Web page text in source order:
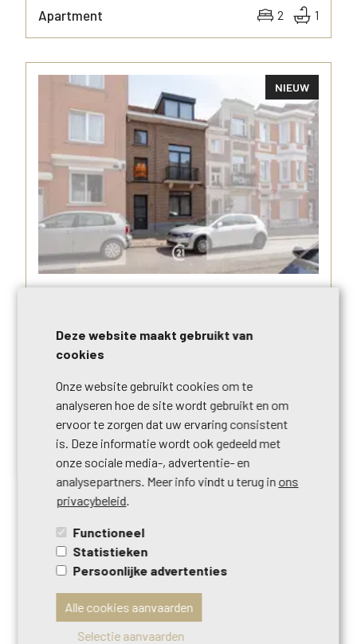
MORE INFO
Apartment
2 1
MORE INFO
NIEUW
€ 285.000
House
Deze website maakt gebruikt van
cookies
Onze website gebruikt cookies om te
analyseren hoe de site wordt gebruikt en om
ervoor te zorgen dat uw ervaring consistent
is. Deze informatie wordt ook gedeeld met
onze sociale media-, advertentie- en
analysepartners. Meer info vindt u terug in ons
privacybeleid.
Functioneel
Statistieken
Persoonlijke advertenties
Alle cookies aanvaarden
Selectie aanvaarden